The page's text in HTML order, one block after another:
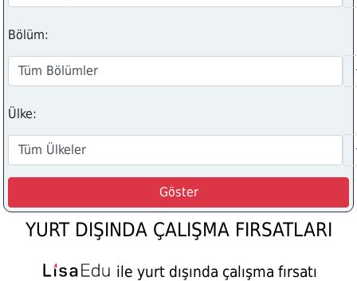
Bölüm:
Ülke:
YURT DIŞINDA ÇALIŞMA FIRSATLARI
ile yurt dışında çalışma fırsatı